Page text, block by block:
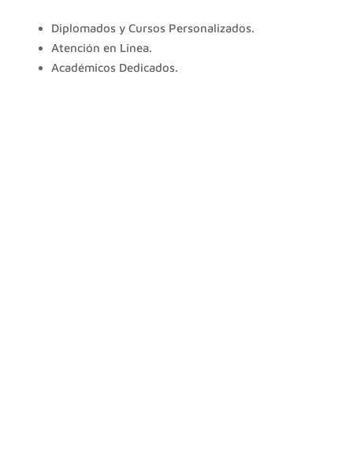
Diplomados y Cursos Personalizados.
Atención en Linea.
Académicos Dedicados.